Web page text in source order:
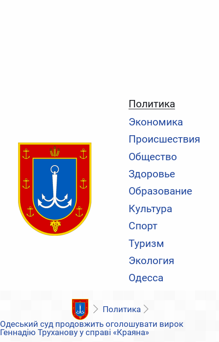
Политика
Экономика
Происшествия
Общество
Здоровье
Образование
Культура
Спорт
Туризм
Экология
Одесса
Политика
Одеський суд продовжить оголошувати вирок
Геннадію Труханову у справі «Краяна»